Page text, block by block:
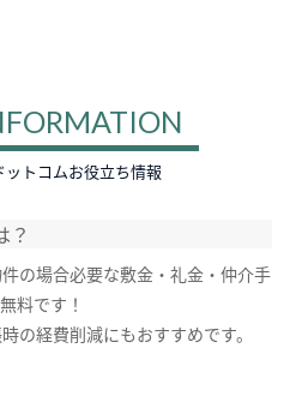
トコムお役立ち情報
？
の場合必要な敷金・礼金・仲介手
料です！
の経費削減にもおすすめです。